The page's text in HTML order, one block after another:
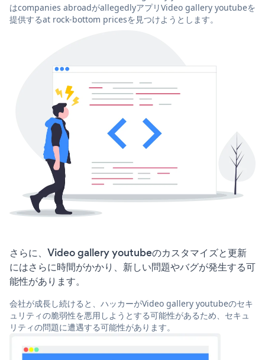
はcompanies abroadがallegedlyアプリVideo gallery youtubeを
提供するat rock-bottom pricesを見つけようとします。
さらに、Video gallery youtubeのカスタマイズと更新
にはさらに時間がかかり、新しい問題やバグが発生する可
能性があります。
会社が成長し続けると、ハッカーがVideo gallery youtubeのセキ
ュリティの脆弱性を悪用しようとする可能性があるため、セキュ
リティの問題に遭遇する可能性があります。